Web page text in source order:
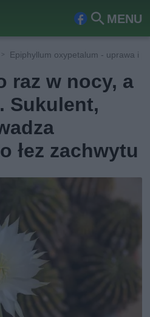
MENU
Fa
ook
Szu
Epiphyllum oxypetalum - uprawa i
raz w nocy, a
Sukulent,
łez zachwytu